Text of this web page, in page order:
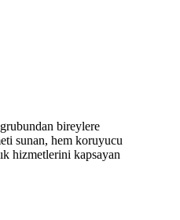
bireylere
sunan, hem koruyucu
hizmetlerini kapsayan